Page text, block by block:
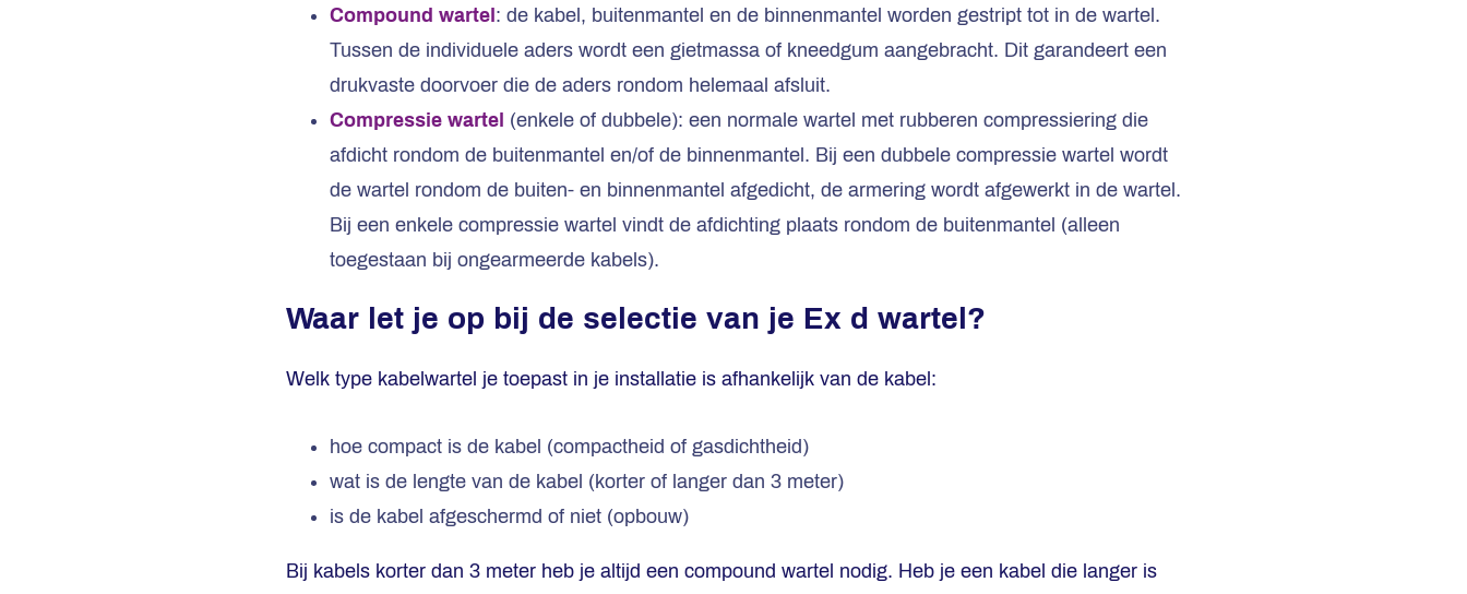
Compound wartel : de kabel, buitenmantel en de binnenmantel worden gestript tot in de wartel.
Tussen de individuele aders wordt een gietmassa of kneedgum aangebracht. Dit garandeert een
drukvaste doorvoer die de aders rondom helemaal afsluit.
Compressie wartel (enkele of dubbele): een normale wartel met rubberen compressiering die
afdicht rondom de buitenmantel en/of de binnenmantel. Bij een dubbele compressie wartel wordt
de wartel rondom de buiten- en binnenmantel afgedicht, de armering wordt afgewerkt in de wartel.
Bij een enkele compressie wartel vindt de afdichting plaats rondom de buitenmantel (alleen
toegestaan bij ongearmeerde kabels).
Waar let je op bij de selectie van je Ex d wartel?
Welk type kabelwartel je toepast in je installatie is afhankelijk van de kabel:
hoe compact is de kabel (compactheid of gasdichtheid)
wat is de lengte van de kabel (korter of langer dan 3 meter)
is de kabel afgeschermd of niet (opbouw)
Bij kabels korter dan 3 meter heb je altijd een compound wartel nodig. Heb je een kabel die langer is